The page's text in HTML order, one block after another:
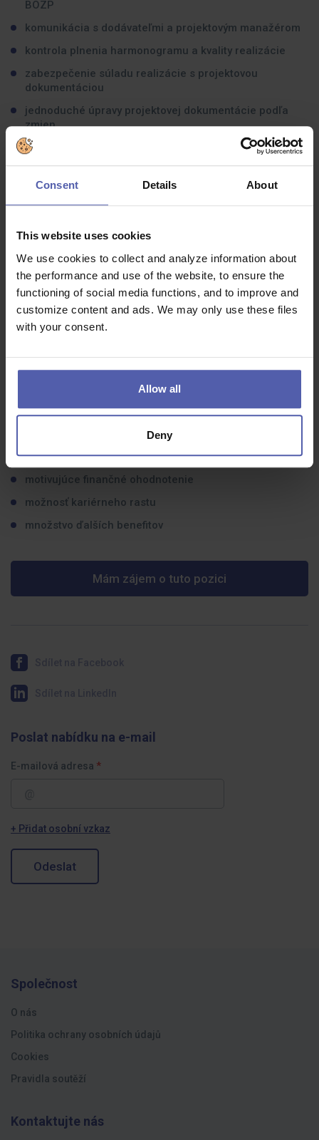
Consent Details About
This website uses cookies
We use cookies to collect and analyze information about
the performance and use of the website, to ensure the
functioning of social media functions, and to improve and
customize content and ads. We may only use these files
with your consent.
Allow all
Deny
BOZP
komunikácia s dodávateľmi a projektovým manažérom
kontrola plnenia harmonogramu a kvality realizácie
zabezpečenie súladu realizácie s projektovou
dokumentáciou
jednoduché úpravy projektovej dokumentácie podľa
zmien
Aké skúsenosti by ste mali mať:
osvedčenie stavbyvedúceho (SKSI) – výhodou
vodičský preukaz sk. B
znalosť CENKROS – základy
technické myslenie a samostatnosť
stabilnú prácu v rastúcej firme
služobné auto / telefón / notebook
motivujúce finančné ohodnotenie
možnosť kariérneho rastu
množstvo ďalších benefitov
Mám zájem o tuto pozici
Poslat nabídku na e-mail
E-mailová adresa
+ Přidat osobní vzkaz
Odeslat
Společnost
O nás
Politika ochrany osobních údajů
Cookies
Pravidla soutěží
Kontaktujte nás